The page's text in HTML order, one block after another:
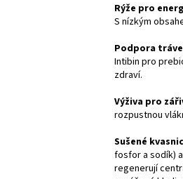
Rýže pro
S nízkým
Podpora
Intibin pro
zdraví.
Výživa pro
rozpustnou
Sušené
fosfor a sodík)
regenerují